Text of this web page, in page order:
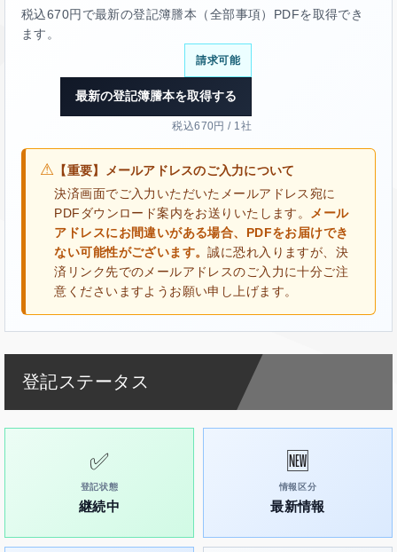
税込670円で最新の登記簿謄本（全部事項）PDFを取得でき
ます。
請求可能
最新の登記簿謄本を取得する
税込670円 / 1社
⚠ 【重要】メールアドレスのご入力について
決済画面でご入力いただいたメールアドレス宛に
PDFダウンロード案内をお送りいたします。
メール
アドレスにお間違いがある場合、PDFをお届けでき
ない可能性がございます。誠に恐れ入りますが、決
済リンク先でのメールアドレスのご入力に十分ご注
意くださいますようお願い申し上げます。
登記ステータス
✅
登記状態
継続中
🆕
情報区分
最新情報